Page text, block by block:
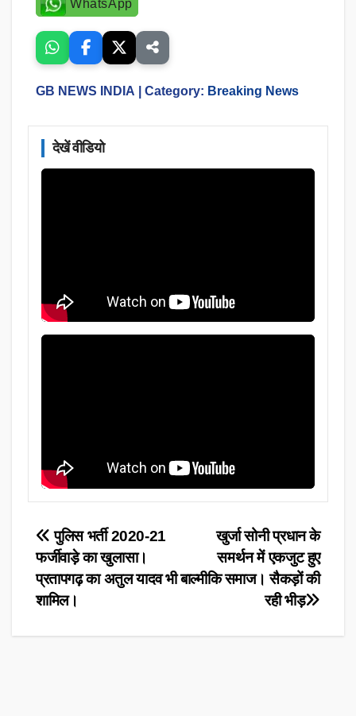
WhatsApp
GB NEWS INDIA | Category: Breaking News
देखें वीडियो
Post
navigation
खुर्जा सोनी प्रधान के
समर्थन में एकजुट हुए
बाल्मीकि समाज। सैकड़ों की
रही भीड़
पुलिस भर्ती 2020-21
फर्जीवाड़े का खुलासा।
प्रतापगढ़ का अतुल यादव भी
शामिल।